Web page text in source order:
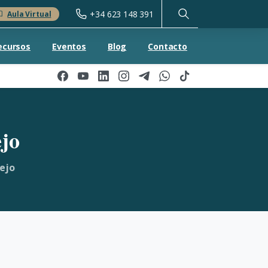
Aula Virtual +34 623 148 391
Eventos Blog Contacto